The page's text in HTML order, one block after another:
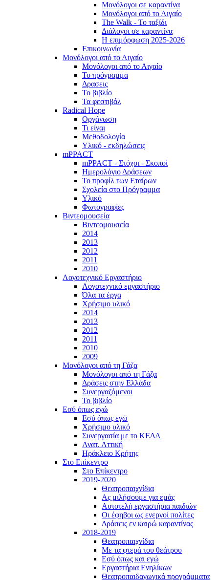
Μονόλογοι σε καραντίνα
Μονόλογοι από το Αιγαίο
The Walk - Το ταξίδι
Διάλογοι σε καραντίνα
Η επιμόρφωση 2025-2026
Επικοινωνία
Μονόλογοι από το Αιγαίο
Μονόλογοι από το Αιγαίο
Το πρόγραμμα
Δρασεις
Το βιβλίο
Τα φεστιβάλ
Radical Hope
Οργάνωση
Τι είναι
Μεθοδολογία
Υλικό - εκδηλώσεις
mPPACT
mPPACT - Στόχοι - Σκοποί
Ημερολόγιο Δράσεων
Το προφίλ των Εταίρων
Σχολεία στο Πρόγραμμα
Υλικό
Φωτογραφίες
Βιντεομουσεία
Βιντεομουσεία
2014
2013
2012
2011
2010
Λογοτεχνικό Εργαστήριο
Λογοτεχνικό εργαστήριο
Όλα τα έργα
Χρήσιμο υλικό
2014
2013
2012
2011
2010
2009
Μονόλογοι από τη Γάζα
Μονόλογοι από τη Γάζα
Δράσεις στην Ελλάδα
Συνεργαζόμενοι
To βιβλίο
Εσύ όπως εγώ
Εσύ όπως εγώ
Χρήσιμο υλικό
Συνεργασία με το ΚΕΔΑ
Ανατ. Αττική
Ηράκλειο Κρήτης
Στο Επίκεντρο
Στο Επίκεντρο
2019-2020
Θεατροπαιχνίδια
Ας μιλήσουμε για εμάς
Αυτοτελή εργαστήρια παιδιών
Οι έφηβοι ως ενεργοί πολίτες
Δράσεις εν καιρώ καραντίνας
2018-2019
Θεατροπαιχνίδια
Με τα φτερά του θεάτρου
Εσύ όπως και εγώ
Εργαστήρια Ενηλίκων
Θεατροπαιδαγωγικά προγράμματα